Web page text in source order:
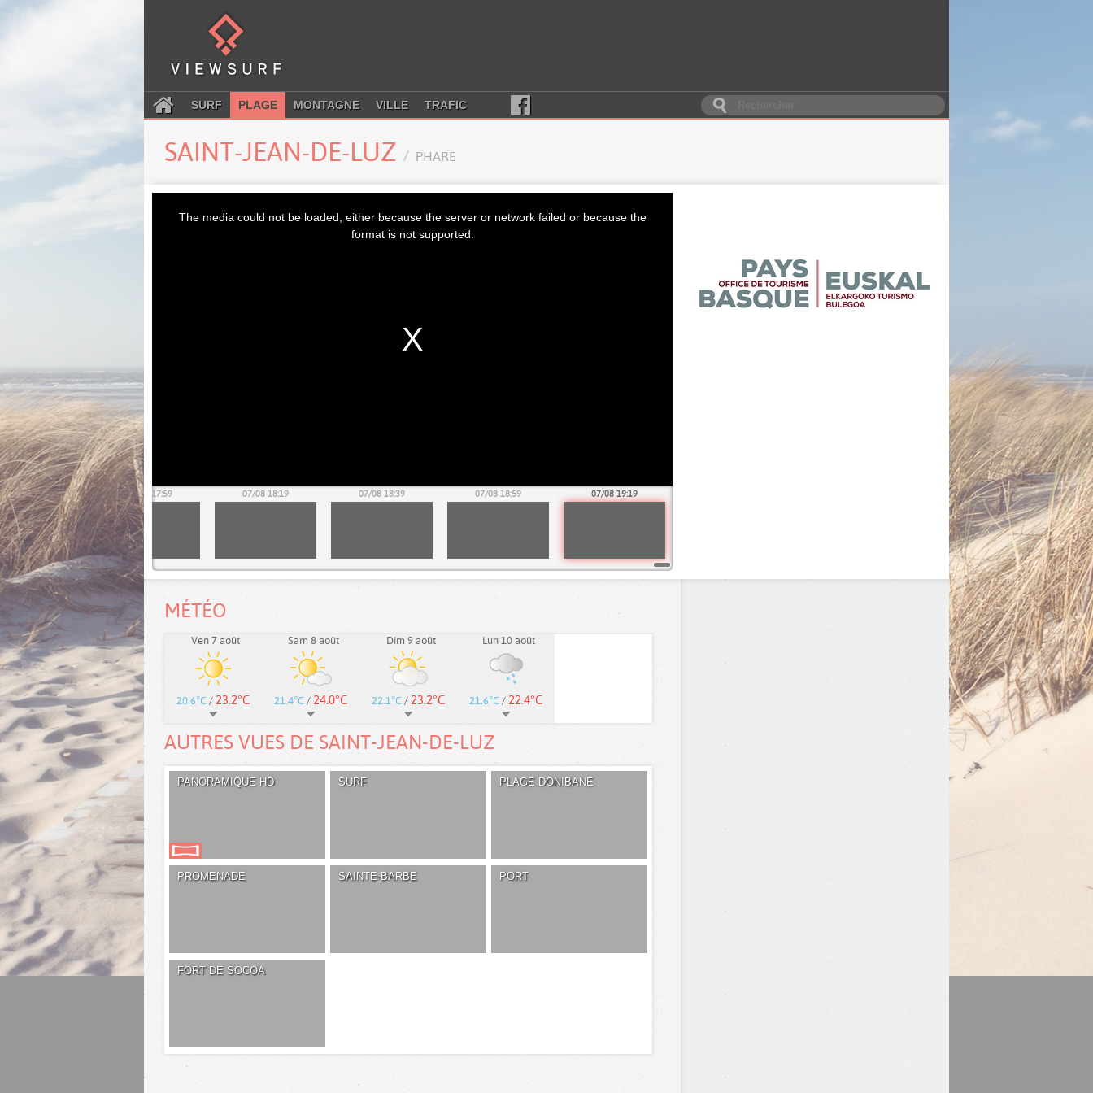
SURF PLAGE MONTAGNE VILLE TRAFIC
SAINT-JEAN-DE-LUZ PHARE
The media could not be loaded, either because the server or network failed or because the
format is not supported.
07/08 17:39 07/08 17:59 07/08 18:19 07/08 18:39 07/08 18:59 07/08 19:19
MÉTÉO
Ven 7 août
20.6°C / 23.2°C
Sam 8 août
21.4°C / 24.0°C
Dim 9 août
22.1°C / 23.2°C
Lun 10 août
21.6°C / 22.4°C
AUTRES VUES DE SAINT-JEAN-DE-LUZ
PANORAMIQUE HD SURF PLAGE DONIBANE
PROMENADE SAINTE-BARBE PORT
FORT DE SOCOA